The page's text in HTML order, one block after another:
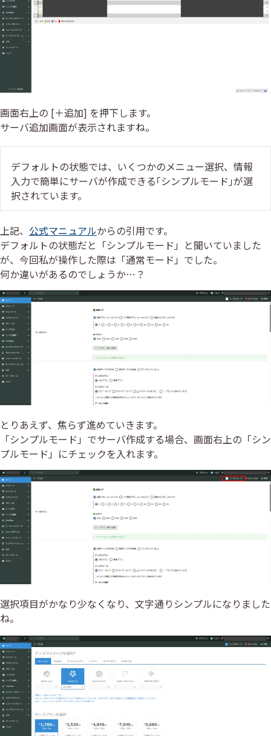
画面右上の [＋追加] を押下します。
サーバ追加画面が表示されますね。
デフォルトの状態では、いくつかのメニュー選択、情報
入力で簡単にサーバが作成できる｢シンプルモード｣が選
択されています。
上記、 公式マニュアルからの引用です。
デフォルトの状態だと「シンプルモード」と聞いていました
が、今回私が操作した際は「通常モード」でした。
何か違いがあるのでしょうか…？
とりあえず、焦らず進めていきます。
「シンプルモード」でサーバ作成する場合、画面右上の「シン
プルモード」にチェックを入れます。
選択項目がかなり少なくなり、文字通りシンプルになりました
ね。